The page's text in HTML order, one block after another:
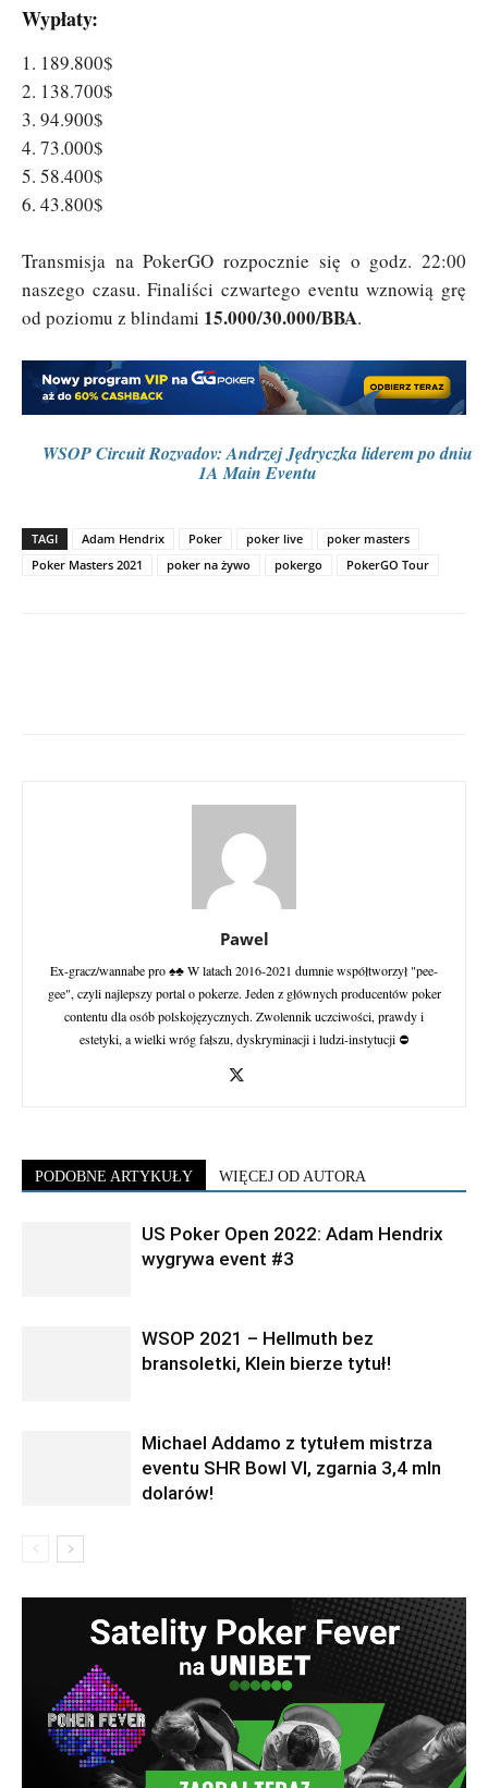
Wypłaty:
1. 189.800$
2. 138.700$
3. 94.900$
4. 73.000$
5. 58.400$
6. 43.800$
Transmisja na PokerGO rozpocznie się o godz. 22:00
naszego czasu. Finaliści czwartego eventu wznowią grę
od poziomu z blindami 15.000/30.000/BBA.
WSOP Circuit Rozvadov: Andrzej Jędryczka liderem po dniu
1A Main Eventu
TAGI Adam Hendrix Poker poker live
poker masters
Poker Masters 2021
poker na żywo pokergo PokerGO Tour
Pawel
Ex-gracz/wannabe pro ♠♣ W latach 2016-2021 dumnie współtworzył "pee-
gee", czyli najlepszy portal o pokerze. Jeden z głównych producentów poker
contentu dla osób polskojęzycznych. Zwolennik uczciwości, prawdy i
estetyki, a wielki wróg fałszu, dyskryminacji i ludzi-instytucji ⛔
PODOBNE ARTYKUŁY WIĘCEJ OD AUTORA
US Poker Open 2022: Adam Hendrix
wygrywa event #3
WSOP 2021 – Hellmuth bez
bransoletki, Klein bierze tytuł!
Michael Addamo z tytułem mistrza
eventu SHR Bowl VI, zgarnia 3,4 mln
dolarów!